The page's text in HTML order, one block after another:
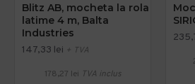
Blitz AB, mocheta la rola
latime 4 m, Balta
Industries
147,33 lei + TVA
178,27 lei TVA inclus